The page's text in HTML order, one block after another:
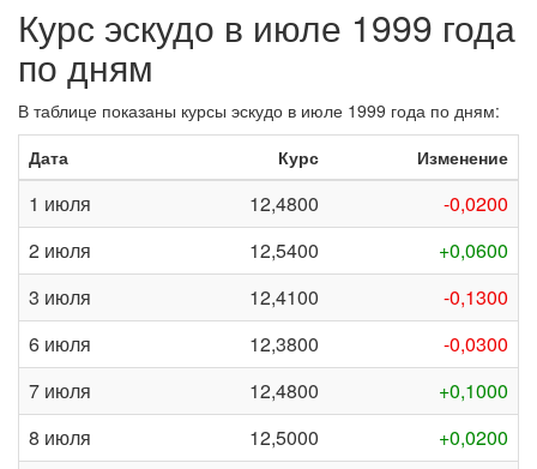
Курс эскудо в июле 1999 года
по дням
В таблице показаны курсы эскудо в июле 1999 года по дням:
Дата
Курс Изменение
1 июля 12,4800
-0,0200
2 июля
12,5400
+0,0600
3 июля
12,4100
-0,1300
6 июля
12,3800
-0,0300
7 июля
12,4800
+0,1000
8 июля
12,5000
+0,0200